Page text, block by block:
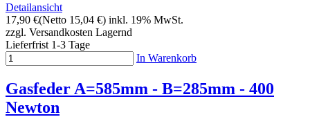
Detailansicht
17,90 €(Netto 15,04 €) inkl. 19% MwSt.
zzgl. Versandkosten Lagernd
Lieferfrist 1-3 Tage
In Warenkorb
Gasfeder A=585mm - B=285mm - 400
Newton